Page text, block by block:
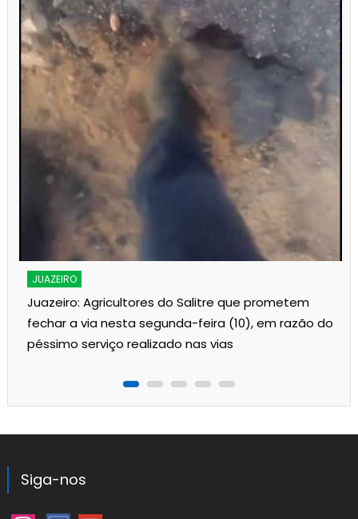
JUAZEIRO
Juazeiro: Agricultores do Salitre que prometem
fechar a via nesta segunda-feira (10), em razão do
péssimo serviço realizado nas vias
Siga-nos